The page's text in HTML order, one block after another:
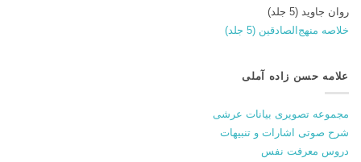
روان جاوید (5 جلد)
خلاصه منهج‌الصادقین (5 جلد)
علامه حسن زاده آملی
مجموعه تصویری بیانات عرشی
شرح صوتی اشارات و تنبیهات
دروس معرفت نفس